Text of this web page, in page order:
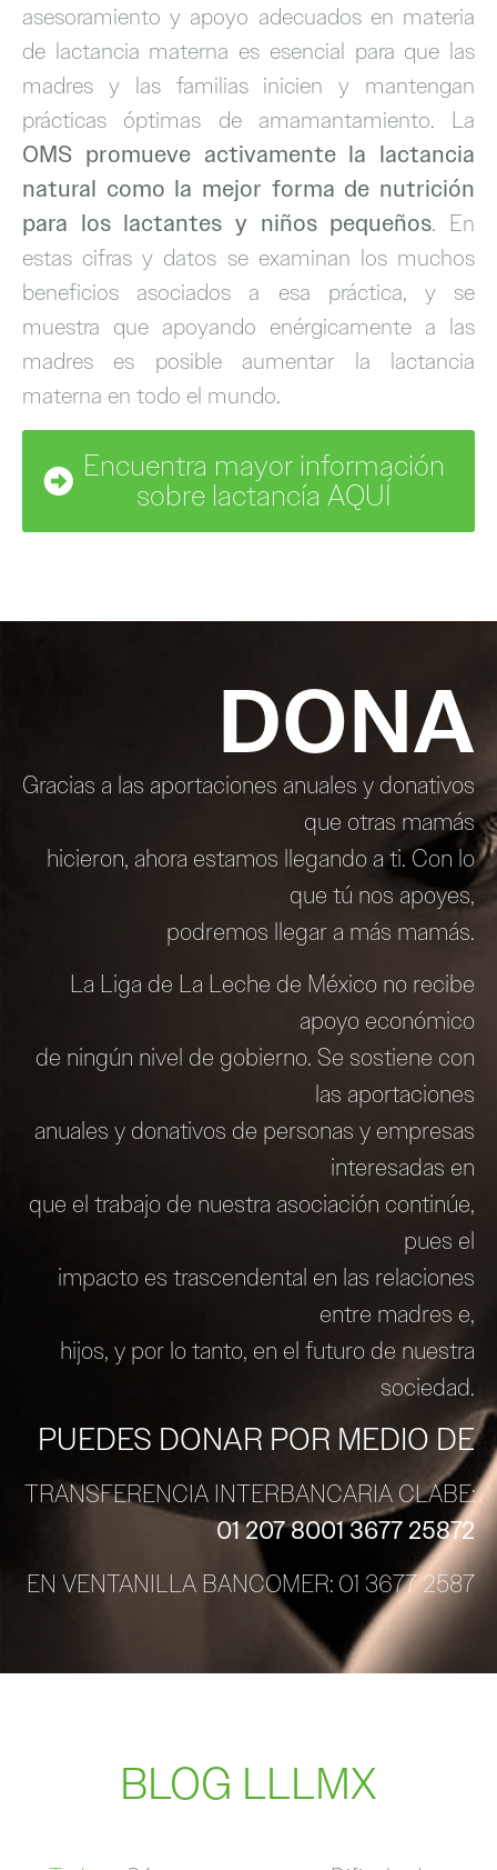
asesoramiento y apoyo adecuados en materia
de lactancia materna es esencial para que las
madres y las familias inicien y mantengan
prácticas óptimas de amamantamiento. La
OMS promueve activamente la lactancia
natural como la mejor forma de nutrición
para los lactantes y niños pequeños. En
estas cifras y datos se examinan los muchos
beneficios asociados a esa práctica, y se
muestra que apoyando enérgicamente a las
madres es posible aumentar la lactancia
materna en todo el mundo.
Encuentra mayor información
sobre lactancía AQUÍ
DONA
Gracias a las aportaciones anuales y donativos
que otras mamás
hicieron, ahora estamos llegando a ti. Con lo
que tú nos apoyes,
podremos llegar a más mamás.
La Liga de La Leche de México no recibe
apoyo económico
de ningún nivel de gobierno. Se sostiene con
las aportaciones
anuales y donativos de personas y empresas
interesadas en
que el trabajo de nuestra asociación continúe,
pues el
impacto es trascendental en las relaciones
entre madres e,
hijos, y por lo tanto, en el futuro de nuestra
sociedad.
PUEDES DONAR POR MEDIO DE
TRANSFERENCIA INTERBANCARIA CLABE:
01 207 8001 3677 25872
EN VENTANILLA BANCOMER: 01 3677 2587
BLOG LLLMX